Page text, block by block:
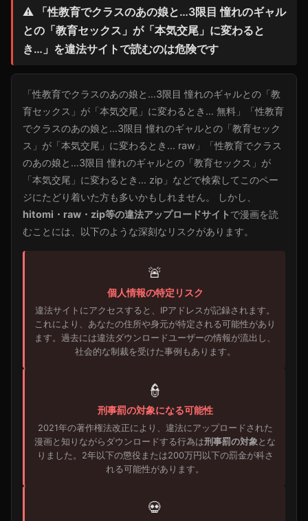
⚠️ 「性教育でクラスのあの娘と…3限目 憧れのギャル
との「教育セックス」が「本気交尾」に変わると
き…」を違法サイトで読むのは危険です
「性教育でクラスのあの娘と…3限目 憧れのギャルとの「教
育セックス」が「本気交尾」に変わるとき… 無料」「性教育
でクラスのあの娘と…3限目 憧れのギャルとの「教育セック
ス」が「本気交尾」に変わるとき… raw」「性教育でクラス
のあの娘と…3限目 憧れのギャルとの「教育セックス」が
「本気交尾」に変わるとき… zip」などで検索してこのペー
ジにたどり着いた方も多いかもしれません。 しかし、
hitomi・raw・zip等の違法アップロードサイト で漫画を読
むことには、以下のような深刻なリスクがあります。
🚨
個人情報の特定リスク
違法サイトにアクセスすると、IPアドレスが記録されます。
これにより、あなたの住所や身元が特定される可能性があり
ます。過去には違法ダウンロードユーザーの情報が流出し、
社会的な制裁を受けた事例もあります。
👮
刑事罰の対象になる可能性
2021年の著作権法改正により、違法にアップロードされた
漫画と知りながらダウンロードする行為は刑事罰の対象とな
りました。2年以下の懲役または200万円以下の罰金が科さ
れる可能性があります。
💀